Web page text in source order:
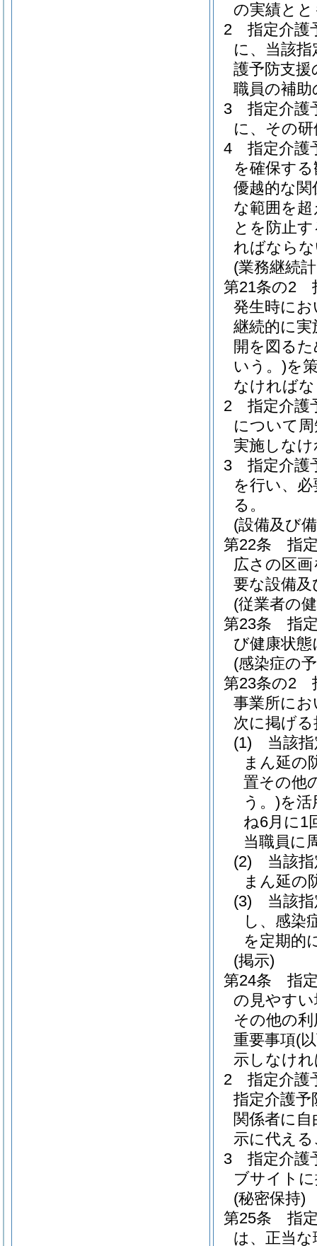
の実績と
2
指定介護
に、当該
護予防支
職員の補
3
指定介護
に、その
4
指定介護
を確保す
優越的な
な範囲を
とを防止
ればなら
(業務継続
第21条の2
発生時に
継続的に
開を図る
いう。)を
なければ
2
指定介護
について
実施しな
3
指定介護
を行い、
る。
(設備及び
第22条
指
広さの区
要な設備
(従業者の
第23条
指
び健康状
(感染症の
第23条の2
事業所に
次に掲げ
(1)
当該
まん延の
置その他
う。)を
ね6月に1
当職員に
(2)
当該
まん延の
(3)
当該
し、感染
を定期的
(掲示)
第24条
指
の見やす
その他の
重要事項(
示しなけ
2
指定介護
指定介護
関係者に
示に代え
3
指定介護
ブサイト
(秘密保持)
第25条
指
は、正当